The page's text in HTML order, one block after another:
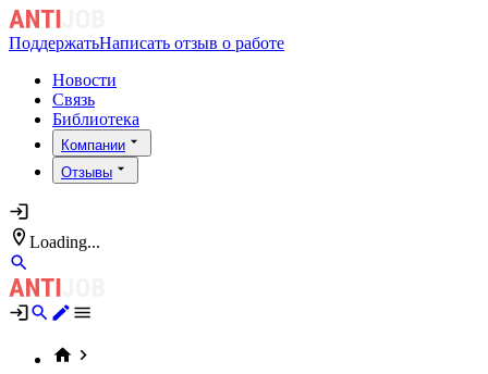
ПоддержатьНаписать отзыв о работе
Новости
Связь
Библиотека
Компании
Отзывы
Loading...